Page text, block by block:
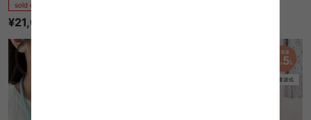
sold out
¥21,070